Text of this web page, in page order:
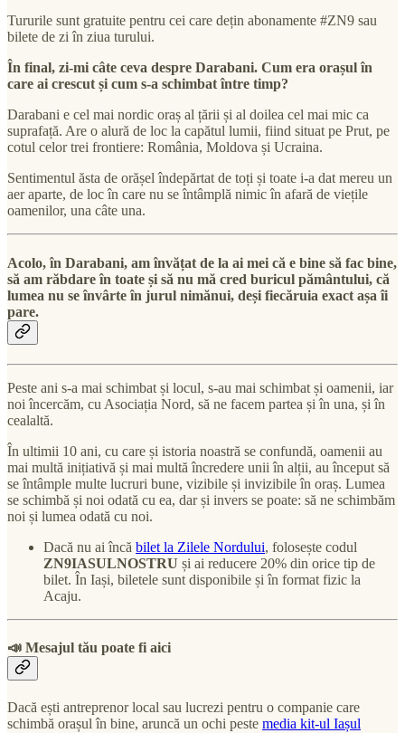
Tururile sunt gratuite pentru cei care dețin abonamente #ZN9 sau
bilete de zi în ziua turului.
În final, zi-mi câte ceva despre Darabani. Cum era orașul în
care ai crescut și cum s-a schimbat între timp?
Darabani e cel mai nordic oraș al țării și al doilea cel mai mic ca
suprafață. Are o alură de loc la capătul lumii, fiind situat pe Prut, pe
cotul celor trei frontiere: România, Moldova și Ucraina.
Sentimentul ăsta de orășel îndepărtat de toți și toate i-a dat mereu un
aer aparte, de loc în care nu se întâmplă nimic în afară de viețile
oamenilor, una câte una.
Acolo, în Darabani, am învățat de la ai mei că e bine să fac bine,
să am răbdare în toate și să nu mă cred buricul pământului, că
lumea nu se învârte în jurul nimănui, deși fiecăruia exact așa îi
pare.
Peste ani s-a mai schimbat și locul, s-au mai schimbat și oamenii, iar
noi încercăm, cu Asociația Nord, să ne facem partea și în una, și în
cealaltă.
În ultimii 10 ani, cu care și istoria noastră se confundă, oamenii au
mai multă inițiativă și mai multă încredere unii în alții, au început să
se întâmple multe lucruri bune, vizibile și invizibile în oraș. Lumea
se schimbă și noi odată cu ea, dar și invers se poate: să ne schimbăm
noi și lumea odată cu noi.
Dacă nu ai încă bilet la Zilele Nordului, folosește codul
ZN9IASULNOSTRU și ai reducere 20% din orice tip de
bilet. În Iași, biletele sunt disponibile și în format fizic la
Acaju.
📣 Mesajul tău poate fi aici
Dacă ești antreprenor local sau lucrezi pentru o companie care
schimbă orașul în bine, aruncă un ochi peste media kit-ul Iașul